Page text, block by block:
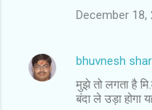
December 18,
bhuvnesh
मुझे तो लगता है
बंदा ले उड़ा